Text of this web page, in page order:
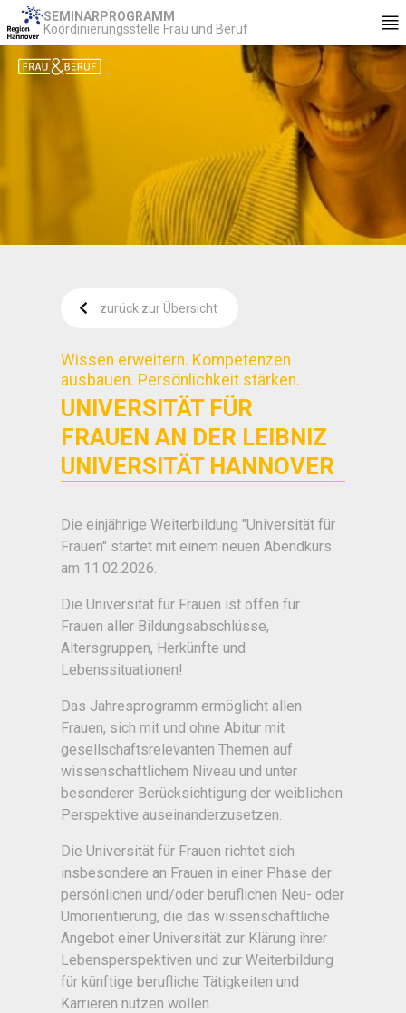
SEMINARPROGRAMM
Koordinierungsstelle Frau und Beruf
zurück zur Übersicht
Wissen erweitern. Kompetenzen
ausbauen. Persönlichkeit stärken.
UNIVERSITÄT FÜR
FRAUEN AN DER LEIBNIZ
UNIVERSITÄT HANNOVER
Die einjährige Weiterbildung "Universität für
Frauen" startet mit einem neuen Abendkurs
am 11.02.2026.
Die Universität für Frauen ist offen für
Frauen aller Bildungsabschlüsse,
Altersgruppen, Herkünfte und
Lebenssituationen!
Das Jahresprogramm ermöglicht allen
Frauen, sich mit und ohne Abitur mit
gesellschaftsrelevanten Themen auf
wissenschaftlichem Niveau und unter
besonderer Berücksichtigung der weiblichen
Perspektive auseinanderzusetzen.
Die Universität für Frauen richtet sich
insbesondere an Frauen in einer Phase der
persönlichen und/oder beruflichen Neu- oder
Umorientierung, die das wissenschaftliche
Angebot einer Universität zur Klärung ihrer
Lebensperspektiven und zur Weiterbildung
für künftige berufliche Tätigkeiten und
Karrieren nutzen wollen.